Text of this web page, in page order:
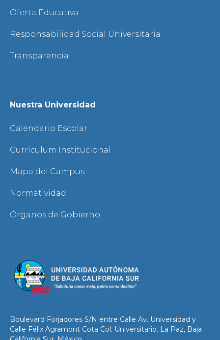
Oferta Educativa
Responsabilidad Social Universitaria
Transparencia
Nuestra Universidad
Calendario Escolar
Curriculum Institucional
Mapa del Campus
Normatividad
Órganos de Gobierno
Boulevard Forjadores S/N entre Calle Av. Universidad y
Calle Félix Agramont Cota Col. Universitario. La Paz, Baja